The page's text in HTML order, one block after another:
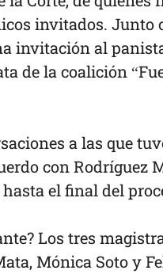
invitados. Junto
invitación al
de la coalición
a las que
con Rodríguez
el final del
Los tres
Mónica Soto y